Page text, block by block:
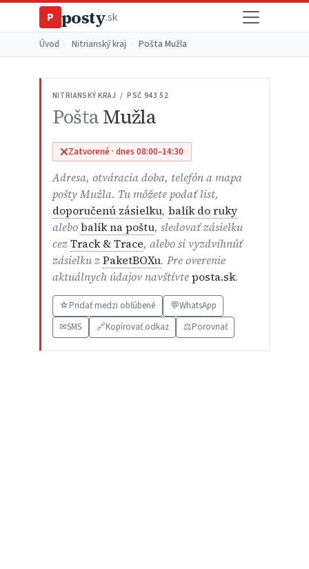
P posty.sk
Úvod Nitrianský kraj Pošta Mužla
NITRIANSKÝ KRAJ / PSČ 943 52
PoštaMužla
Zatvorené · dnes 08:00–14:30
Adresa, otváracia doba, telefón a mapa
pošty Mužla. Tu môžete podať list,
doporučenú zásielku, balík do ruky
alebobalík na poštu, sledovať zásielku
cezTrack & Trace, alebo si vyzdvihnúť
zásielku zPaketBOXu. Pre overenie
aktuálnych údajov navštívteposta.sk.
☆Pridať medzi obľúbené 💬WhatsApp
✉SMS 🔗Kopírovať odkaz ⚖️Porovnať